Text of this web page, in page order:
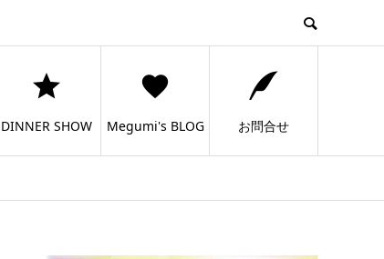
DINNER SHOW Megumi's BLOG お問合せ